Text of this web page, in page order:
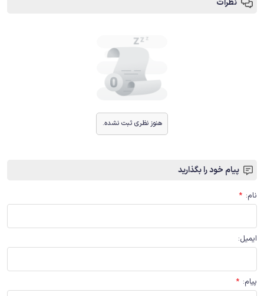
نظرات
هنوز نظری ثبت نشده.
پیام خود را بگذارید
نام:
*
ایمیل:
پیام:
*